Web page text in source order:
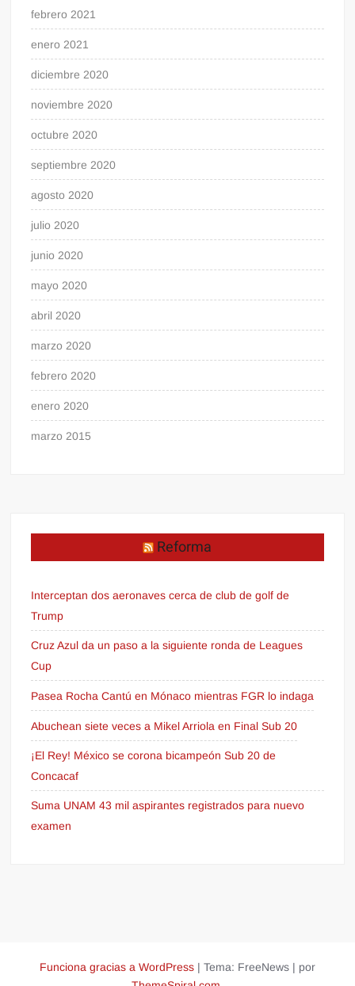
febrero 2021
enero 2021
diciembre 2020
noviembre 2020
octubre 2020
septiembre 2020
agosto 2020
julio 2020
junio 2020
mayo 2020
abril 2020
marzo 2020
febrero 2020
enero 2020
marzo 2015
Reforma
Interceptan dos aeronaves cerca de club de golf de
Trump
Cruz Azul da un paso a la siguiente ronda de Leagues
Cup
Pasea Rocha Cantú en Mónaco mientras FGR lo indaga
Abuchean siete veces a Mikel Arriola en Final Sub 20
¡El Rey! México se corona bicampeón Sub 20 de
Concacaf
Suma UNAM 43 mil aspirantes registrados para nuevo
examen
Funciona gracias a WordPress | Tema: FreeNews | por